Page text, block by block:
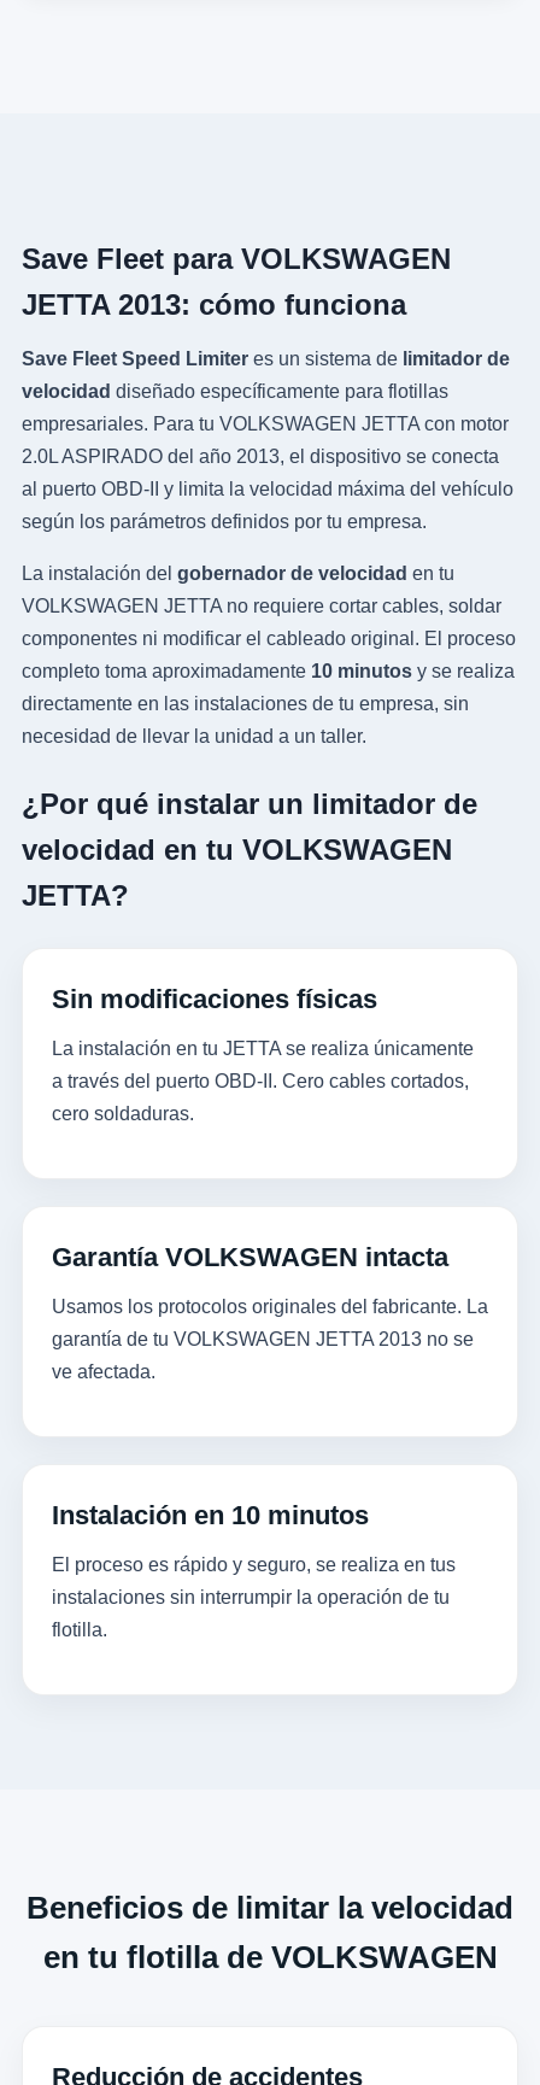
Save Fleet para VOLKSWAGEN
JETTA 2013: cómo funciona
Save Fleet Speed Limiteres un sistema de limitador de
velocidad diseñado específicamente para flotillas
empresariales. Para tu VOLKSWAGEN JETTA con motor
2.0L ASPIRADO del año 2013, el dispositivo se conecta
al puerto OBD-II y limita la velocidad máxima del vehículo
según los parámetros definidos por tu empresa.
La instalación del gobernador de velocidad en tu
VOLKSWAGEN JETTA no requiere cortar cables, soldar
componentes ni modificar el cableado original. El proceso
completo toma aproximadamente 10 minutosy se realiza
directamente en las instalaciones de tu empresa, sin
necesidad de llevar la unidad a un taller.
¿Por qué instalar un limitador de
velocidad en tu VOLKSWAGEN
JETTA?
Sin modificaciones físicas
La instalación en tu JETTA se realiza únicamente
a través del puerto OBD-II. Cero cables cortados,
cero soldaduras.
Garantía VOLKSWAGEN intacta
Usamos los protocolos originales del fabricante. La
garantía de tu VOLKSWAGEN JETTA 2013 no se
ve afectada.
Instalación en 10 minutos
El proceso es rápido y seguro, se realiza en tus
instalaciones sin interrumpir la operación de tu
flotilla.
Beneficios de limitar la velocidad
en tu flotilla de VOLKSWAGEN
Reducción de accidentes